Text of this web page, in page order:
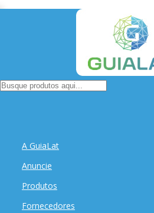
A GuiaLat
Anuncie
Produtos
Fornecedores